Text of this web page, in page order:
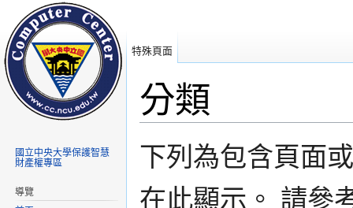
分類
下列為包含頁面
在此顯示。 請參
特殊頁面
國立中央大學保護智慧
財產權專區
導覽